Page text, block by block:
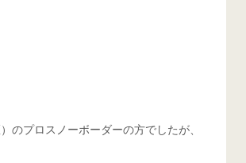
のプロスノーボーダーの方でしたが、